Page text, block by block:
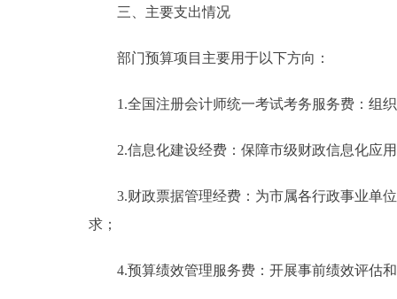
三、主要支出情况
部门预算项目主要用于以下方向：
1.全国注册会计师统一考试考务服务费：组织
2.信息化建设经费：保障市级财政信息化应用
3.财政票据管理经费：为市属各行政事业单位
求；
4.预算绩效管理服务费：开展事前绩效评估和